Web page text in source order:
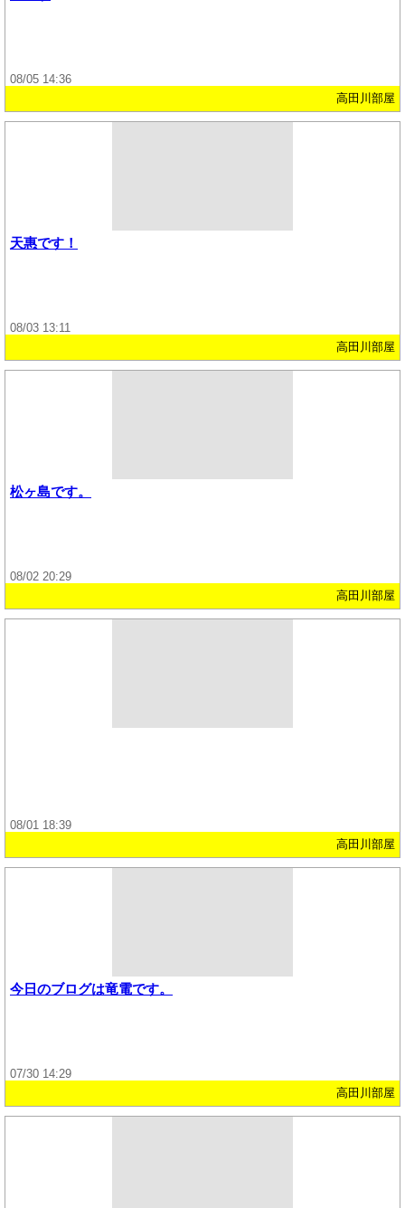
08/05 14:36
高田川部屋
天惠です！
08/03 13:11
高田川部屋
松ヶ島です。
08/02 20:29
高田川部屋
08/01 18:39
高田川部屋
今日のブログは竜電です。
07/30 14:29
高田川部屋